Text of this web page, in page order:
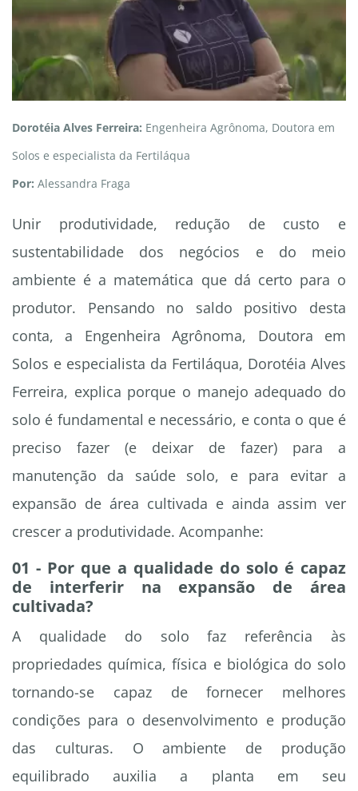
Dorotéia Alves Ferreira: Engenheira Agrônoma, Doutora em
Solos e especialista da Fertiláqua
Por: Alessandra Fraga
Unir produtividade, redução de custo e
sustentabilidade dos negócios e do meio
ambiente é a matemática que dá certo para o
produtor. Pensando no saldo positivo desta
conta, a Engenheira Agrônoma, Doutora em
Solos e especialista da Fertiláqua, Dorotéia Alves
Ferreira, explica porque o manejo adequado do
solo é fundamental e necessário, e conta o que é
preciso fazer (e deixar de fazer) para a
manutenção da saúde solo, e para evitar a
expansão de área cultivada e ainda assim ver
crescer a produtividade. Acompanhe:
01 - Por que a qualidade do solo é capaz
de interferir na expansão de área
cultivada?
A qualidade do solo faz referência às
propriedades química, física e biológica do solo
tornando-se capaz de fornecer melhores
condições para o desenvolvimento e produção
das culturas. O ambiente de produção
equilibrado auxilia a planta em seu